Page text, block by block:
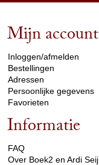
Mijn account
Inloggen/afmelden
Bestellingen
Adressen
Persoonlijke gegevens
Favorieten
Informatie
FAQ
Over Boek2 en Ardi Seij